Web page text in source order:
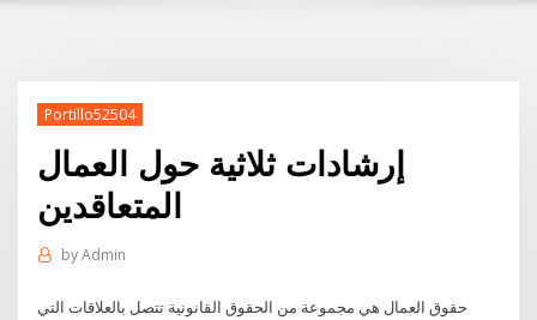
Portillo52504
إرشادات ثلاثية حول العمال
المتعاقدين
byAdmin
حقوق العمال هي مجموعة من الحقوق القانونية تتصل بالعلاقات التي